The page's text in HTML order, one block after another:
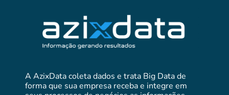
A AzixData coleta dados e trata Big Data de
forma que sua empresa receba e integre em